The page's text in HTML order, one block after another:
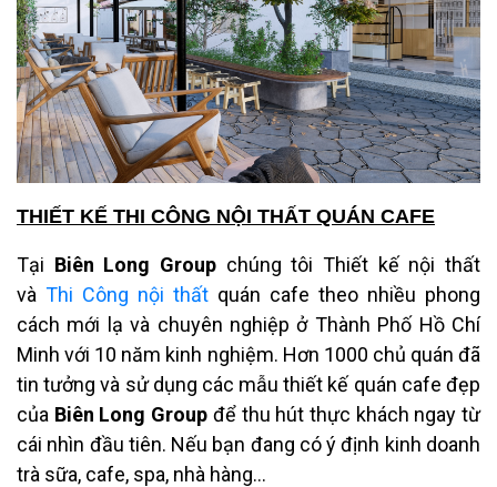
THIẾT KẾ THI CÔNG NỘI THẤT QUÁN CAFE
Tại Biên Long Group chúng tôi Thiết kế nội thất
và Thi Công nội thất quán cafe theo nhiều phong
cách mới lạ và chuyên nghiệp ở Thành Phố Hồ Chí
Minh với 10 năm kinh nghiệm. Hơn 1000 chủ quán đã
tin tưởng và sử dụng các mẫu thiết kế quán cafe đẹp
của Biên Long Group để thu hút thực khách ngay từ
cái nhìn đầu tiên. Nếu bạn đang có ý định kinh doanh
trà sữa, cafe, spa, nhà hàng...